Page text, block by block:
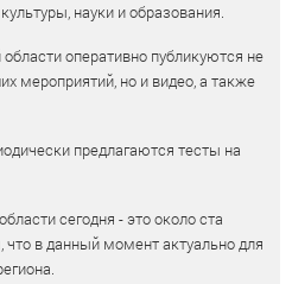
науки и образования.
оперативно публикуются не
мероприятий, но и видео, а также
предлагаются тесты на
сегодня - это около ста
в данный момент актуально для